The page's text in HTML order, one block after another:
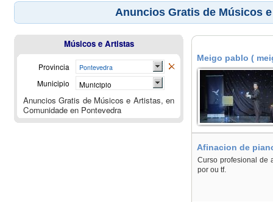
Anuncios Gratis de Músicos
Meigo pablo (
Afinacion de
Curso profesional de
por ou tf.
Músicos e Artistas
Provincia Pontevedra
Municipio Municipio
Anuncios Gratis de Músicos e Artistas, en
Comunidade en Pontevedra